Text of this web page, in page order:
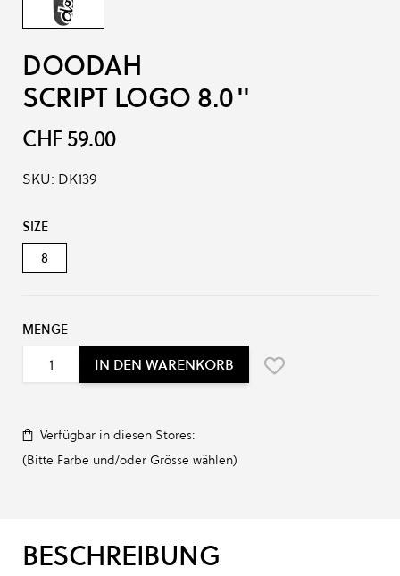
DOODAH
SCRIPT LOGO 8.0''
CHF 59.00
SKU: DK139
Produkt-Optionen:
SIZE
8
MENGE
IN DEN WARENKORB
Verfügbar in diesen Stores:
(Bitte Farbe und/oder Grösse wählen)
BESCHREIBUNG